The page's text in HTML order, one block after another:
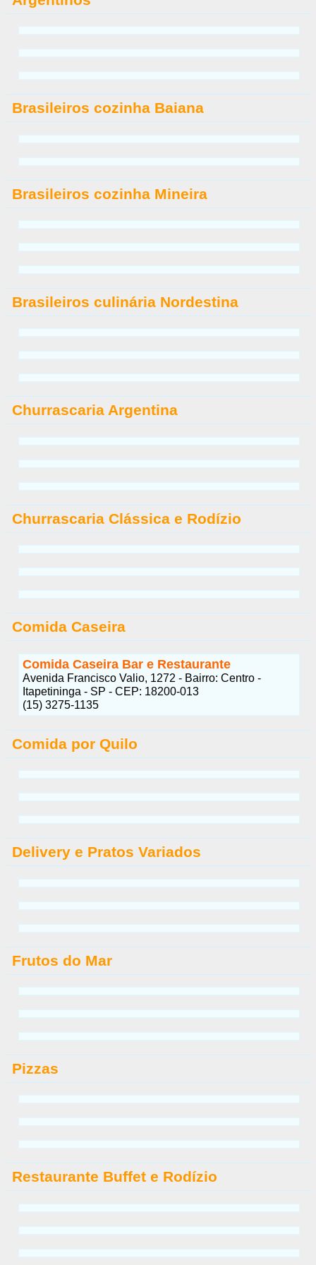
Brasileiros cozinha Baiana
Brasileiros cozinha Mineira
Brasileiros culinária Nordestina
Churrascaria Argentina
Churrascaria Clássica e Rodízio
Comida Caseira
Comida Caseira Bar e Restaurante
Avenida Francisco Valio, 1272 - Bairro: Centro -
Itapetininga - SP - CEP: 18200-013
(15) 3275-1135
Comida por Quilo
Delivery e Pratos Variados
Frutos do Mar
Pizzas
Restaurante Buffet e Rodízio